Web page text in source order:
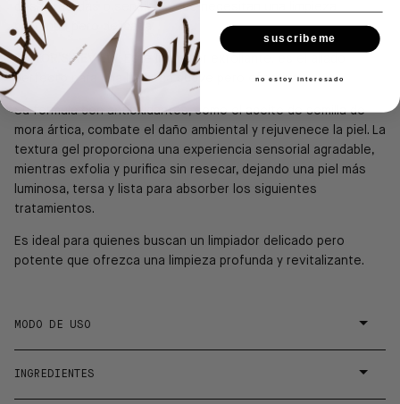
deshidratadas o sensibles que necesitan una limpieza
profunda pero delicada.
EDITOR'S REVIEW:
Este limpiador exfoliante, es el aliado
perfecto para una limpieza suave pero efectiva.
Su fórmula con antioxidantes, como el aceite de semilla de
mora ártica, combate el daño ambiental y rejuvenece la piel. La
textura gel proporciona una experiencia sensorial agradable,
mientras exfolia y purifica sin resecar, dejando una piel más
luminosa, tersa y lista para absorber los siguientes
tratamientos.
Es ideal para quienes buscan un limpiador delicado pero
potente que ofrezca una limpieza profunda y revitalizante.
MODO DE USO
INGREDIENTES
suscribeme
no estoy interesado